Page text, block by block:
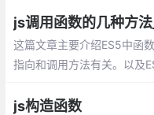
()构造函数创建的Function
js调用函数的几种方
这篇文章主要介绍ES5中函
指向和调用方法有关。以及
js构造函数